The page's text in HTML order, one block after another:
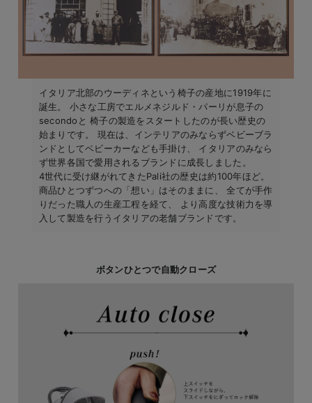
イタリア北部のウーディネという椅子の産地に1919年に
誕生。 小さな工房でエルメネジルド・パーリが息子の
secondoと 椅子の製造をスタートしたのが長い歴史の
始まりです。 現在は、インテリアのみならずベビーブラ
ンドとしてベビーカーなども手掛け、 イタリアのみなら
ず世界各国で愛用されるブランドに成長しました。
4世代に受け継がれてきたPali社の歴史は約100年ほど。
商品ひとつずつへの「想い」はそのままに、 全てが手作
りだった職人の生産工程を経て、 より高度な技術力を導
入して製造を行うイタリアの老舗ブランドです。
ボタンひとつで自動クローズ